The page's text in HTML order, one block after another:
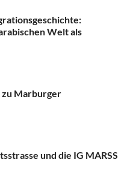
Welt als
zu Marburger
und die IG MARSS